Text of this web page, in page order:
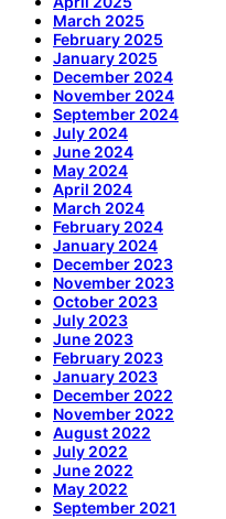
March 2025
February 2025
January 2025
December 2024
November 2024
September 2024
July 2024
June 2024
May 2024
April 2024
March 2024
February 2024
January 2024
December 2023
November 2023
October 2023
July 2023
June 2023
February 2023
January 2023
December 2022
November 2022
August 2022
July 2022
June 2022
May 2022
September 2021